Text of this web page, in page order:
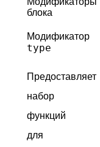
блока
Модификатор
type
Предоставляет
набор
функций
для